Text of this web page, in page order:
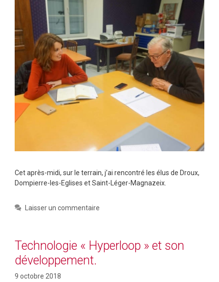
Cet après-midi, sur le terrain, j’ai rencontré les élus de Droux,
Dompierre-les-Eglises et Saint-Léger-Magnazeix.
Laisser un commentaire
Technologie « Hyperloop » et son
développement.
9 octobre 2018